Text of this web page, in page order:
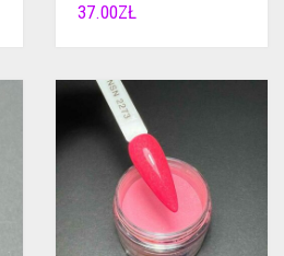
37.00ZŁ